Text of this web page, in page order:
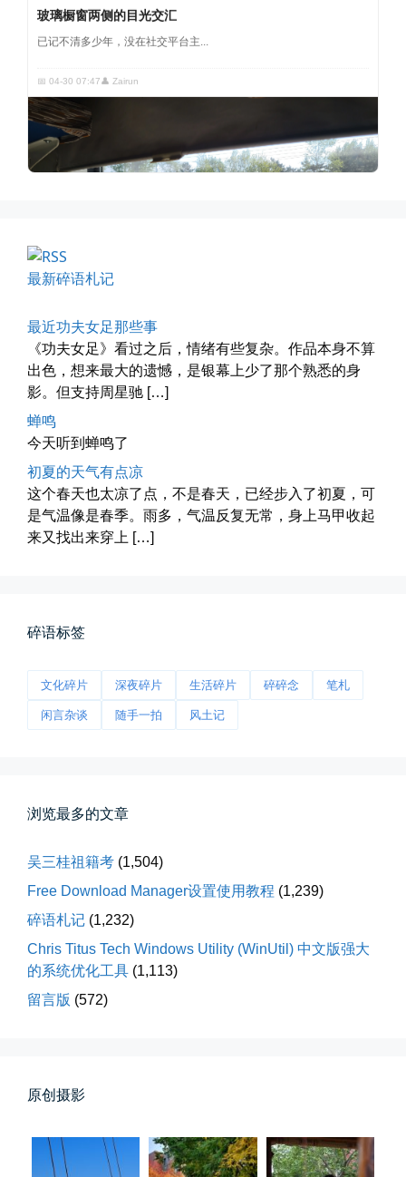
📅 04-30 07:47 👤 Zairun
📅 04-29 20:49
海林街头
黑龙江的空气质量出乎意料地好，...
📅 04-27 19:30 👤 Zairun
前互联网精神
从马化腾模仿ICQ的OICQ时...
落雪音乐下载最稳定音乐源
落雪音乐下载，最稳定音乐源（推...
📅 04-10 17:19👤 Zairun
最新碎语札记
最近功夫女足那些事
《功夫女足》看过之后，情绪有些复杂。作品本身不算
出色，想来最大的遗憾，是银幕上少了那个熟悉的身
影。但支持周星驰 […]
蝉鸣
今天听到蝉鸣了
初夏的天气有点凉
这个春天也太凉了点，不是春天，已经步入了初夏，可
是气温像是春季。雨多，气温反复无常，身上马甲收起
来又找出来穿上 […]
碎语标签
文化碎片 深夜碎片 生活碎片 碎碎念 笔札
闲言杂谈 随手一拍 风土记
浏览最多的文章
吴三桂祖籍考 (1,504)
Free Download Manager设置使用教程 (1,239)
碎语札记 (1,232)
Chris Titus Tech Windows Utility (WinUtil) 中文版强大
的系统优化工具 (1,113)
留言版 (572)
原创摄影